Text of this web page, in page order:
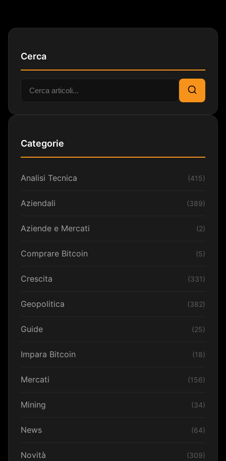
Cerca
Cerca:
Cerca
Categorie
Analisi Tecnica (415)
Aziendali (389)
Aziende e Mercati (2)
Comprare Bitcoin (5)
Crescita (331)
Geopolitica (382)
Guide (25)
Impara Bitcoin (18)
Mercati (156)
Mining (34)
News (64)
Novità (309)